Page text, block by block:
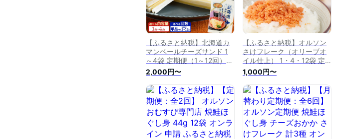
【ふるさと納税】北海道カ
マンベールチーズサンド 1
～4袋 定期便（1～12回）
選べる内容量&回数 | 定期便
オルソン おむすび おにぎり
ふりかけ ご飯のお供 お取り
寄せ 北海道 恵庭市 恵庭
【04009】
2,000円〜
【ふるさと納税】オルソン
さけフレーク（オリーブオ
イル仕上） 1・4・12袋 定
期便（1～12回） 選べる内
容量&回数 | 定期便 オルソ
ン おむすび おにぎり ふり
かけ ご飯のお供 お取り寄せ
北海道 恵庭市 恵庭
【040011】
1,000円〜